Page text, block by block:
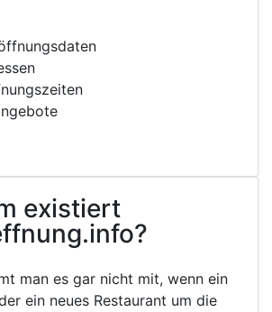
existiert
man es gar nicht mit, wenn ein
ein neues Restaurant um die